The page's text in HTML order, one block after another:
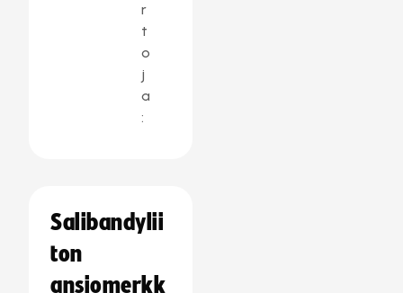
r
t
o
j
a
:
Salibandylii
ton
ansiomerkk